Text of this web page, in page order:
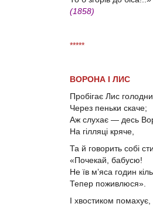
(1858)
*****
ВОРОНА І ЛИС
Пробігає Лис
Через пеньки скаче;
Аж слухає — десь
На гілляці кряче,
Та й говорить собі
«Почекай, бабусю!
Не їв м’яса годин
Тепер поживлюся».
І хвостиком помахує,